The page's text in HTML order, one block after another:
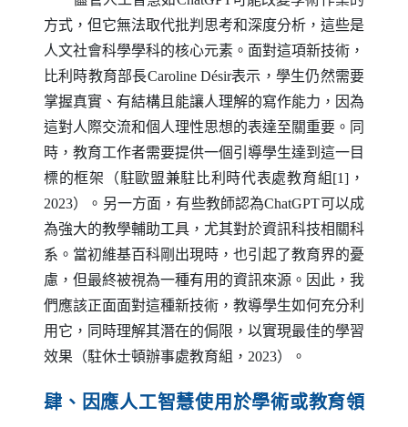
方式，但它無法取代批判思考和深度分析，這些是
人文社會科學學科的核心元素。面對這項新技術，
比利時教育部長Caroline Désir表示，學生仍然需要
掌握真實、有結構且能讓人理解的寫作能力，因為
這對人際交流和個人理性思想的表達至關重要。同
時，教育工作者需要提供一個引導學生達到這一目
標的框架（駐歐盟兼駐比利時代表處教育組[1]，
2023）。另一方面，有些教師認為ChatGPT可以成
為強大的教學輔助工具，尤其對於資訊科技相關科
系。當初維基百科剛出現時，也引起了教育界的憂
慮，但最終被視為一種有用的資訊來源。因此，我
們應該正面面對這種新技術，教導學生如何充分利
用它，同時理解其潛在的侷限，以實現最佳的學習
效果（駐休士頓辦事處教育組，2023）。
肆、因應人工智慧使用於學術或教育領